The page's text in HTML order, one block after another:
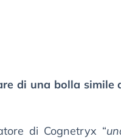
di una bolla simile
di Cognetryx “